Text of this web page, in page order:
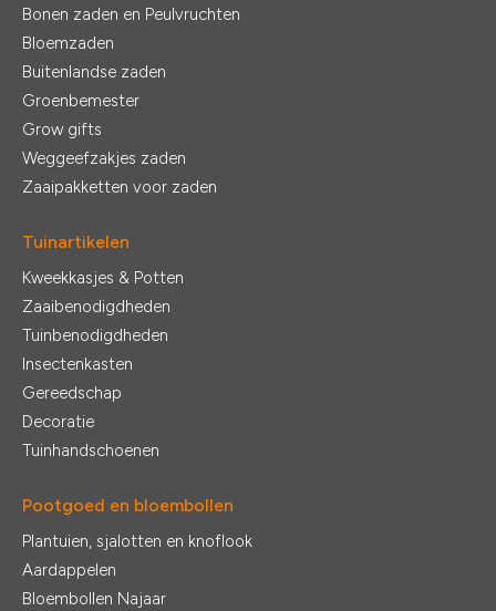
Bonen zaden en Peulvruchten
Bloemzaden
Buitenlandse zaden
Groenbemester
Grow gifts
Weggeefzakjes zaden
Zaaipakketten voor zaden
Tuinartikelen
Kweekkasjes & Potten
Zaaibenodigdheden
Tuinbenodigdheden
Insectenkasten
Gereedschap
Decoratie
Tuinhandschoenen
Pootgoed en bloembollen
Plantuien, sjalotten en knoflook
Aardappelen
Bloembollen Najaar